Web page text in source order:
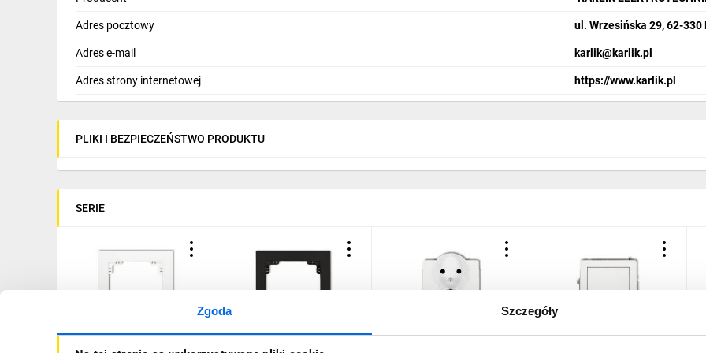
Zgoda Szczegóły
Adres pocztowy ul. Wrzesińska 29, 62-330
Adres e-mail karlik@karlik.pl
Adres strony internetowej https://www.karlik.pl
PLIKI I BEZPIECZEŃSTWO PRODUKTU
SERIE
DECO Ramka pojedyncza DECO Ramka pojedyncza